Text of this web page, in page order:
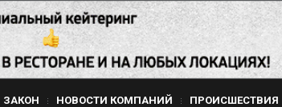
ЗАКОН НОВОСТИ КОМПАНИЙ ПРОИСШЕСТВИЯ